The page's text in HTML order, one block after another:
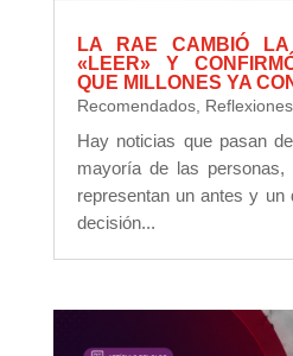
LA RAE CAMBIÓ LA
«LEER» Y
QUE MILLONES YA
Recomendados, Reflexiones
Hay noticias que pasan
mayoría de las personas,
representan un antes y un
decisión...